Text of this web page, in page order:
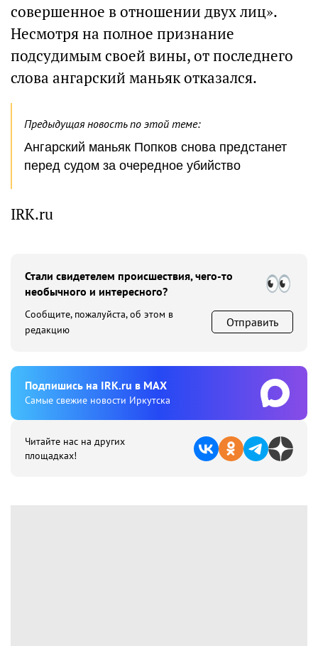
совершенное в отношении двух лиц».
Несмотря на полное признание
подсудимым своей вины, от последнего
слова ангарский маньяк отказался.
Предыдущая новость по этой теме:
Ангарский маньяк Попков снова предстанет
перед судом за очередное убийство
IRK.ru
Стали свидетелем происшествия, чего-то
необычного и интересного?
Сообщите, пожалуйста, об этом в
редакцию
Отправить
Подпишиcь на IRK.ru в MAX
Cамые свежие новости Иркутска
Читайте нас на других
площадках!